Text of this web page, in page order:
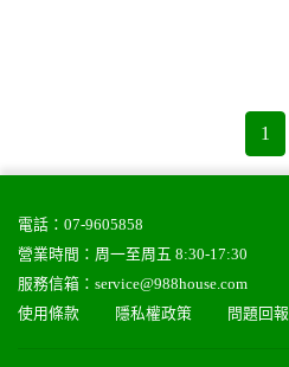
1
電話： 07-9605858
營業時間：周一至周五 8:30-17:30
服務信箱： service@988house.com
使用條款
隱私權政策 問題回報